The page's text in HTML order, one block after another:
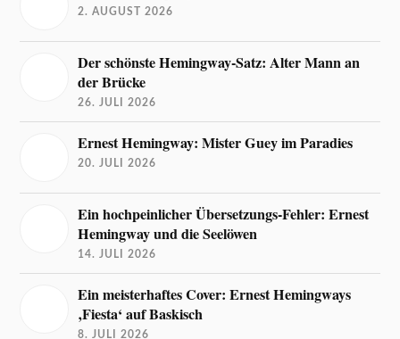
2. AUGUST 2026
Der schönste Hemingway-Satz: Alter Mann an
der Brücke
26. JULI 2026
Ernest Hemingway: Mister Guey im Paradies
20. JULI 2026
Ein hochpeinlicher Übersetzungs-Fehler: Ernest
Hemingway und die Seelöwen
14. JULI 2026
Ein meisterhaftes Cover: Ernest Hemingways
‚Fiesta‘ auf Baskisch
8. JULI 2026